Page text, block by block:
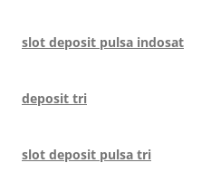
slot deposit pulsa indosat
deposit tri
slot deposit pulsa tri